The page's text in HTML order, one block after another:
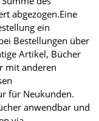
abgezogen.Eine
ein
Bestellungen über
Artikel, Bücher
mit anderen
für Neukunden.
anwendbar und